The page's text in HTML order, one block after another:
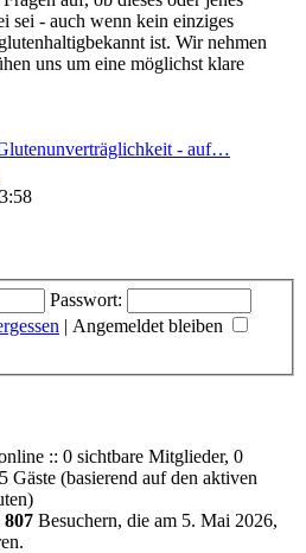
sei - auch wenn kein einziges
ist. Wir nehmen
uns um eine möglichst klare
- auf…
Passwort:
| Angemeldet bleiben
:: 0 sichtbare Mitglieder, 0
Gäste (basierend auf den aktiven
807 Besuchern, die am 5. Mai 2026,